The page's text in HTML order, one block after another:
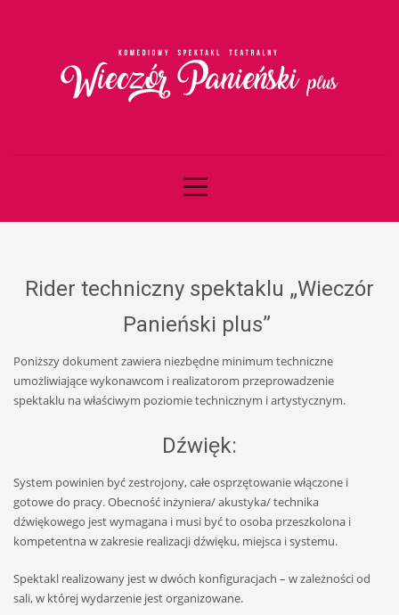
Rider techniczny spektaklu „Wieczór
Panieński plus”
Poniższy dokument zawiera niezbędne minimum techniczne
umożliwiające wykonawcom i realizatorom przeprowadzenie
spektaklu na właściwym poziomie technicznym i artystycznym.
Dźwięk:
System powinien być zestrojony, całe osprzętowanie włączone i
gotowe do pracy. Obecność inżyniera/ akustyka/ technika
dźwiękowego jest wymagana i musi być to osoba przeszkolona i
kompetentna w zakresie realizacji dźwięku, miejsca i systemu.
Spektakl realizowany jest w dwóch konfiguracjach – w zależności od
sali, w której wydarzenie jest organizowane.